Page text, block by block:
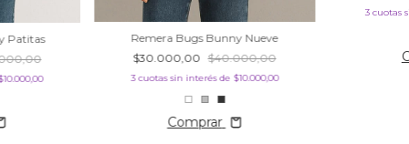
Patitas
Remera Bugs Bunny Nueve
$30.000,00 $40.000,00
3 cuotas sin interés de $10.000,00
Comprar
3 cuotas